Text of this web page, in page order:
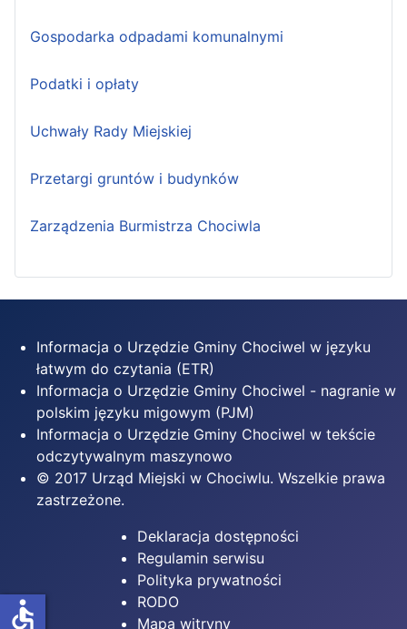
Gospodarka odpadami komunalnymi
Podatki i opłaty
Uchwały Rady Miejskiej
Przetargi gruntów i budynków
Zarządzenia Burmistrza Chociwla
Informacja o Urzędzie Gminy Chociwel w języku
łatwym do czytania (ETR)
Informacja o Urzędzie Gminy Chociwel - nagranie w
polskim języku migowym (PJM)
Informacja o Urzędzie Gminy Chociwel w tekście
odczytywalnym maszynowo
© 2017 Urząd Miejski w Chociwlu. Wszelkie prawa
zastrzeżone.
Deklaracja dostępności
Regulamin serwisu
Polityka prywatności
RODO
Mapa witryny
accessible